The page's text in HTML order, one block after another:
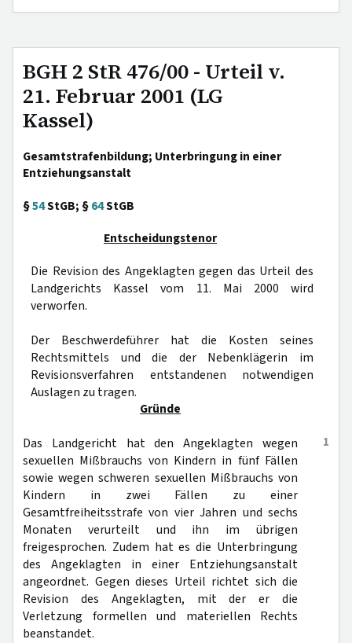
BGH 2 StR 476/00 - Urteil v.
21. Februar 2001 (LG
Kassel)
Gesamtstrafenbildung; Unterbringung in einer
Entziehungsanstalt
§54StGB; §64StGB
Entscheidungstenor
Die Revision des Angeklagten gegen das Urteil des
Landgerichts Kassel vom 11. Mai 2000 wird
verworfen.
Der Beschwerdeführer hat die Kosten seines
Rechtsmittels und die der Nebenklägerin im
Revisionsverfahren entstandenen notwendigen
Auslagen zu tragen.
Gründe
1
Das Landgericht hat den Angeklagten wegen
sexuellen Mißbrauchs von Kindern in fünf Fällen
sowie wegen schweren sexuellen Mißbrauchs von
Kindern in zwei Fällen zu einer
Gesamtfreiheitsstrafe von vier Jahren und sechs
Monaten verurteilt und ihn im übrigen
freigesprochen. Zudem hat es die Unterbringung
des Angeklagten in einer Entziehungsanstalt
angeordnet. Gegen dieses Urteil richtet sich die
Revision des Angeklagten, mit der er die
Verletzung formellen und materiellen Rechts
beanstandet.